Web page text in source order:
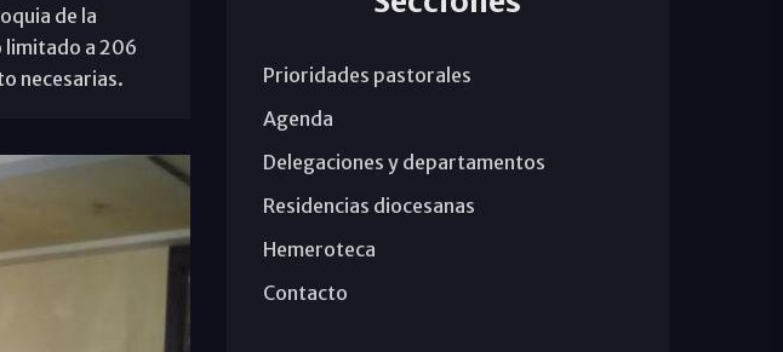
de la
limitado a 206
necesarias.
Prioridades pastorales
Agenda
Delegaciones y departamentos
Residencias diocesanas
Hemeroteca
Contacto